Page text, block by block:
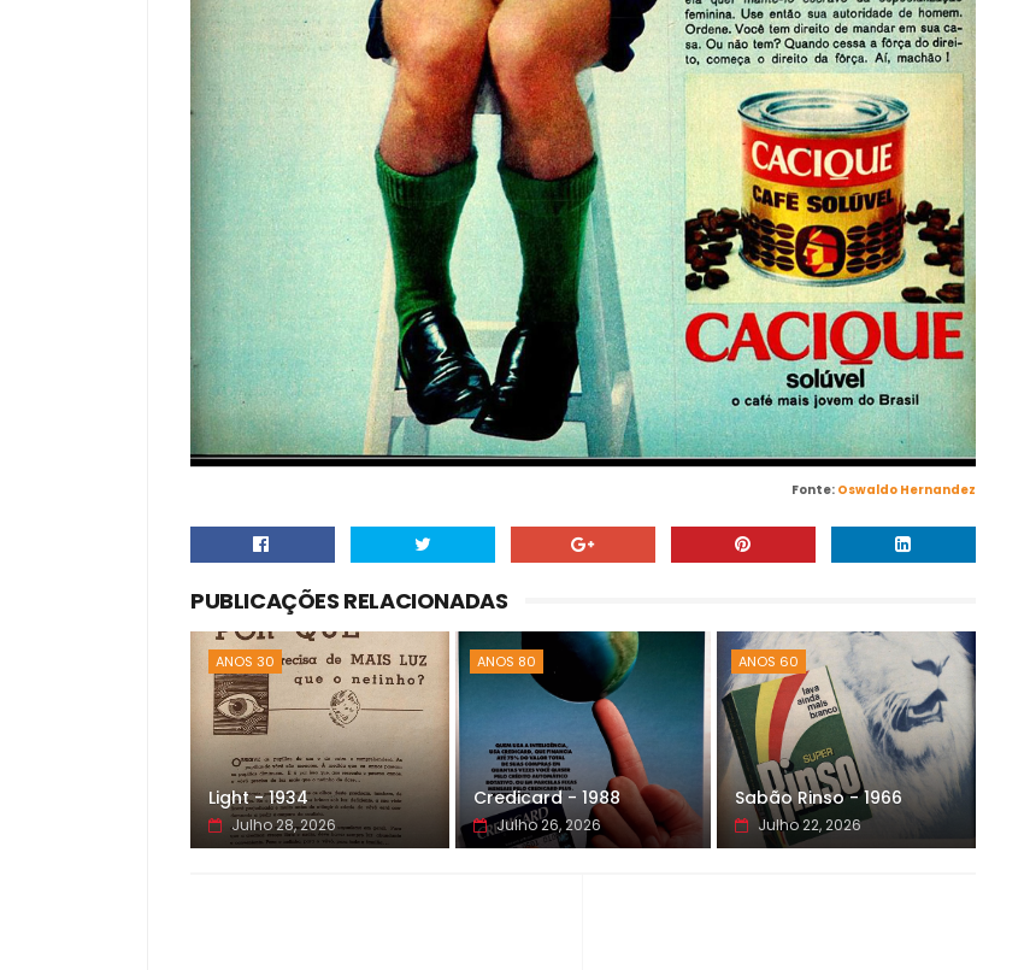
Fonte: Oswaldo Hernandez
PUBLICAÇÕES RELACIONADAS
ANOS 30
Light - 1934
Julho 28, 2026
ANOS 80
Credicard - 1988
Julho 26, 2026
ANOS 60
Sabão Rinso - 1966
Julho 22, 2026